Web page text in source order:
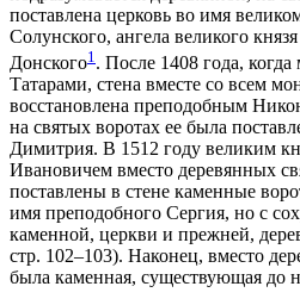
поставлена церковь во имя
Солунского, ангела великого
Донского1 . После 1408 года,
Татарами, стена вместе со всем
восстановлена преподобным
на святых воротах ее была
Димитрия. В 1512 году великим
Ивановичем вместо деревянных
поставлены в стене каменные
имя преподобного Сергия, но с
каменной, церкви и прежней,
стр. 102–103). Наконец, вместо
была каменная, существующая до